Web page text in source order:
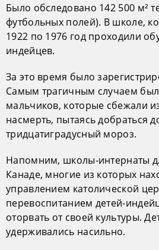
Было обследовано 142 500 м²
футбольных полей). В школе,
1922 по 1976 год проходили
индейцев.
За это время было
Самым трагичным случаем
мальчиков, которые сбежали
насмерть, пытаясь добраться
тридцатиградусный мороз.
Напомним, школы-интернаты
Канаде, многие из которых
управлением католической
перевоспитанием детей-
оторвать от своей культуры.
удерживались насильно.